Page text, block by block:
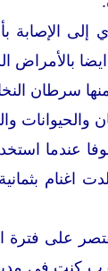
إلى
بالأمراض
سرطان
والحيوانات
عندما
اغنام
على
كنت في